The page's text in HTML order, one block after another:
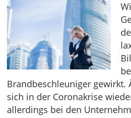
Brandbeschleuniger gewirkt.
sich in der Coronakrise
allerdings bei den